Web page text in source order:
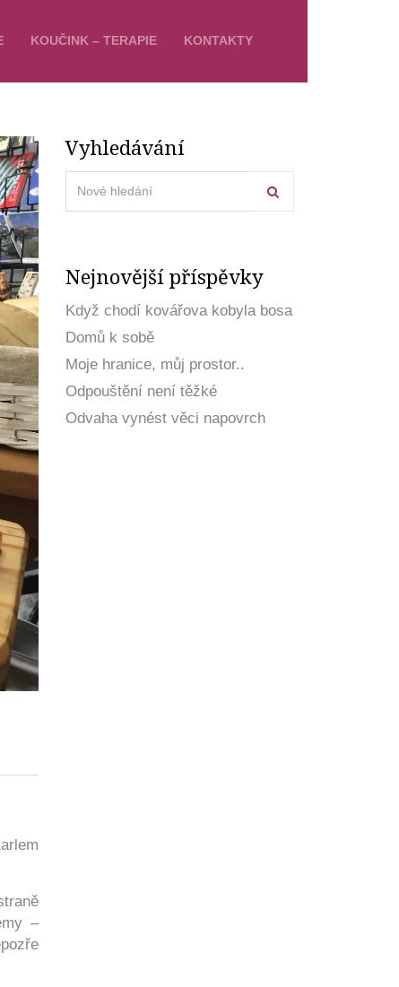
KOUČINK – TERAPIE KONTAKTY
–
Vyhledávání
Nejnovější příspěvky
Když chodí kovářova kobyla bosa
Domů k sobě
Moje hranice, můj prostor..
Odpouštění není těžké
Odvaha vynést věci napovrch